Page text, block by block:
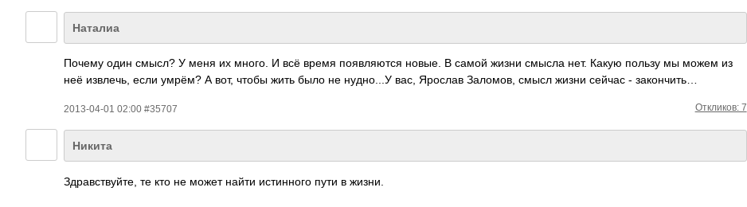
Наталиа
Почему один смысл? У меня их много. И всё время появляются новые. В самой жизни смысла нет. Какую пользу мы можем из
неё извлечь, если умрём? А вот, чтобы жить было не нудно...У вас, Ярослав Заломов, смысл жизни сейчас - закончить…
2013-04-01 02:00 #35707 Откликов: 7
Никита
Здравствуйте, те кто не может найти истинного пути в жизни.